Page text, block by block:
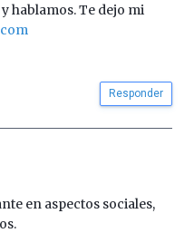
hablamos. Te dejo mi
Responder
en aspectos sociales,